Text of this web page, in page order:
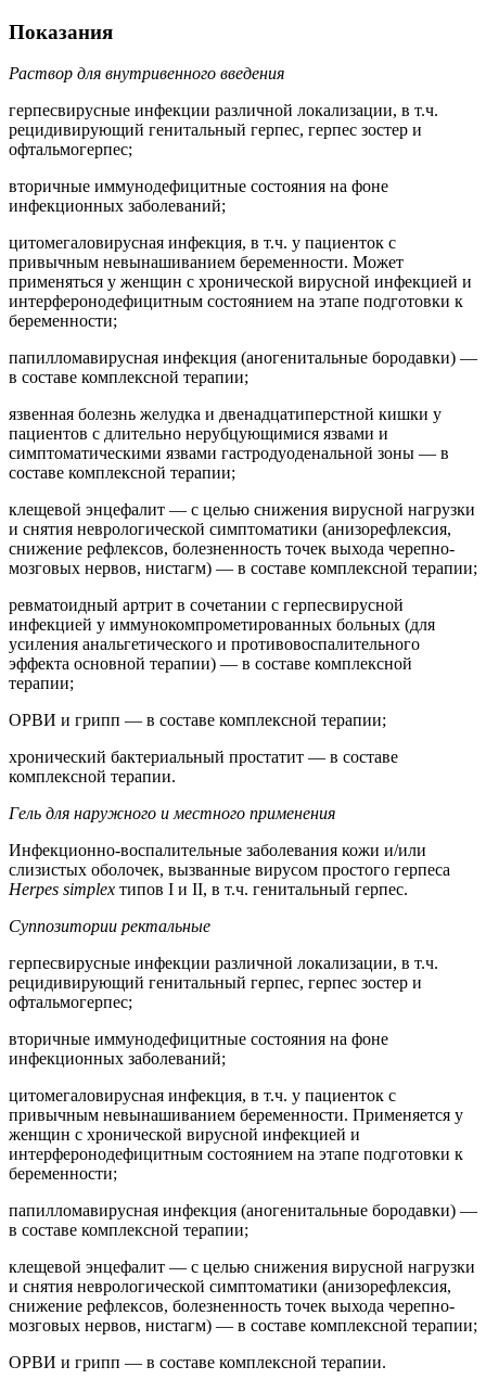
Показания
Раствор для внутривенного введения
герпесвирусные инфекции различной локализации, в т.ч.
рецидивирующий генитальный герпес, герпес зостер и
офтальмогерпес;
вторичные иммунодефицитные состояния на фоне
инфекционных заболеваний;
цитомегаловирусная инфекция, в т.ч. у пациенток с
привычным невынашиванием беременности. Может
применяться у женщин с хронической вирусной инфекцией и
интерферонодефицитным состоянием на этапе подготовки к
беременности;
папилломавирусная инфекция (аногенитальные бородавки) —
в составе комплексной терапии;
язвенная болезнь желудка и двенадцатиперстной кишки у
пациентов с длительно нерубцующимися язвами и
симптоматическими язвами гастродуоденальной зоны — в
составе комплексной терапии;
клещевой энцефалит — с целью снижения вирусной нагрузки
и снятия неврологической симптоматики (анизорефлексия,
снижение рефлексов, болезненность точек выхода черепно-
мозговых нервов, нистагм) — в составе комплексной терапии;
ревматоидный артрит в сочетании с герпесвирусной
инфекцией у иммунокомпрометированных больных (для
усиления анальгетического и противовоспалительного
эффекта основной терапии) — в составе комплексной
терапии;
ОРВИ и грипп — в составе комплексной терапии;
хронический бактериальный простатит — в составе
комплексной терапии.
Гель для наружного и местного применения
Инфекционно-воспалительные заболевания кожи и/или
слизистых оболочек, вызванные вирусом простого герпеса
Herpes simplex типов I и II, в т.ч. генитальный герпес.
Суппозитории ректальные
герпесвирусные инфекции различной локализации, в т.ч.
рецидивирующий генитальный герпес, герпес зостер и
офтальмогерпес;
вторичные иммунодефицитные состояния на фоне
инфекционных заболеваний;
цитомегаловирусная инфекция, в т.ч. у пациенток с
привычным невынашиванием беременности. Применяется у
женщин с хронической вирусной инфекцией и
интерферонодефицитным состоянием на этапе подготовки к
беременности;
папилломавирусная инфекция (аногенитальные бородавки) —
в составе комплексной терапии;
клещевой энцефалит — с целью снижения вирусной нагрузки
и снятия неврологической симптоматики (анизорефлексия,
снижение рефлексов, болезненность точек выхода черепно-
мозговых нервов, нистагм) — в составе комплексной терапии;
ОРВИ и грипп — в составе комплексной терапии.